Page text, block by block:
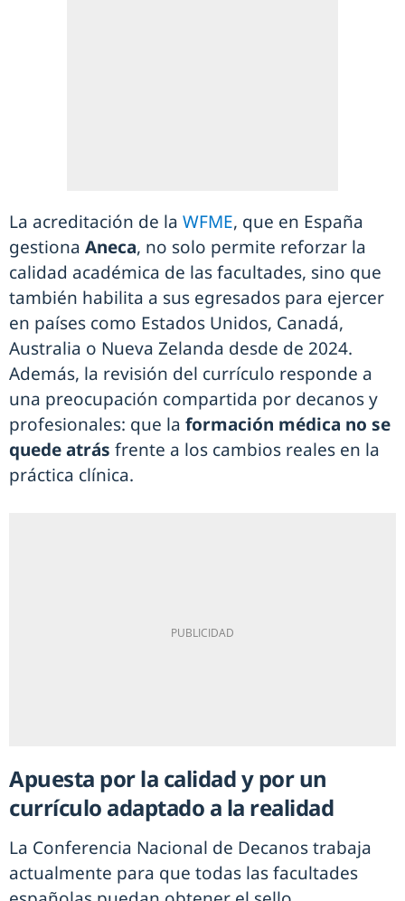
La acreditación de la WFME, que en España
gestiona Aneca, no solo permite reforzar la
calidad académica de las facultades, sino que
también habilita a sus egresados para ejercer
en países como Estados Unidos, Canadá,
Australia o Nueva Zelanda desde de 2024.
Además, la revisión del currículo responde a
una preocupación compartida por decanos y
profesionales: que la formación médica no se
quede atrás frente a los cambios reales en la
práctica clínica.
Apuesta por la calidad y por un
currículo adaptado a la realidad
La Conferencia Nacional de Decanos trabaja
actualmente para que todas las facultades